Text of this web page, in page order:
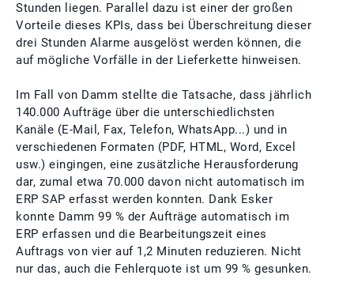
Stunden liegen. Parallel dazu ist einer der großen
Vorteile dieses KPIs, dass bei Überschreitung dieser
drei Stunden Alarme ausgelöst werden können, die
auf mögliche Vorfälle in der Lieferkette hinweisen.
Im Fall von Damm stellte die Tatsache, dass jährlich
140.000 Aufträge über die unterschiedlichsten
Kanäle (E-Mail, Fax, Telefon, WhatsApp...) und in
verschiedenen Formaten (PDF, HTML, Word, Excel
usw.) eingingen, eine zusätzliche Herausforderung
dar, zumal etwa 70.000 davon nicht automatisch im
ERP SAP erfasst werden konnten. Dank Esker
konnte Damm 99 % der Aufträge automatisch im
ERP erfassen und die Bearbeitungszeit eines
Auftrags von vier auf 1,2 Minuten reduzieren. Nicht
nur das, auch die Fehlerquote ist um 99 % gesunken.